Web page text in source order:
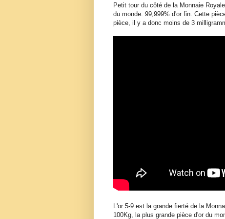
Petit tour du côté de la Monnaie
du monde: 99,999% d'or fin. Cette
pièce, il y a donc moins de 3
L'or 5-9 est la grande fierté de la
100Kg, la plus grande pièce d'or du